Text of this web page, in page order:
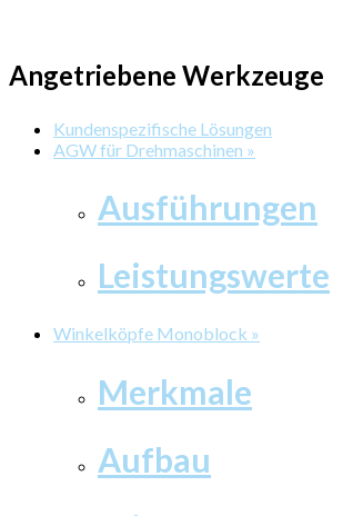
Angetriebene Werkzeuge
Kundenspezifische Lösungen
AGW für Drehmaschinen »
Ausführungen
Leistungswerte
Winkelköpfe Monoblock »
Merkmale
Aufbau